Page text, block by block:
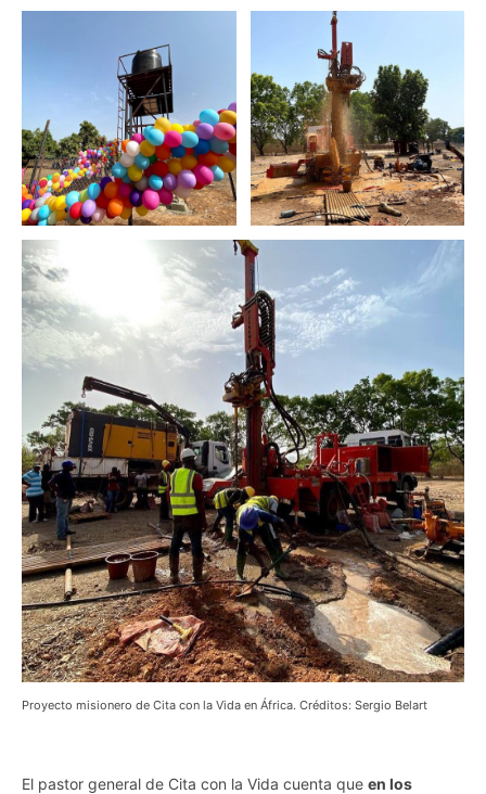
Proyecto misionero de Cita con la Vida en África. Créditos: Sergio Belart
El pastor general de Cita con la Vida cuenta que en los